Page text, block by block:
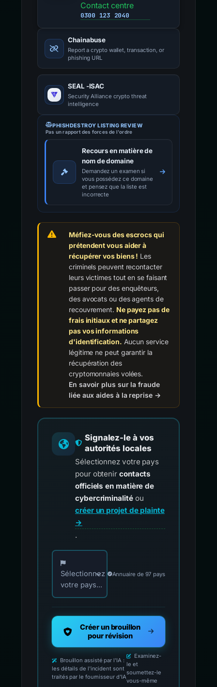
Contact centre
0300 123 2040
Chainabuse
Report a crypto wallet, transaction, or
phishing URL
SEAL -ISAC
Security Alliance crypto threat
intelligence
PHISHDESTROY LISTING REVIEW
Pas un rapport des forces de l'ordre
Recours en matière de
nom de domaine
Demandez un examen si
vous possédez ce domaine
et pensez que la liste est
incorrecte
Méfiez-vous des escrocs qui
prétendent vous aider à
récupérer vos biens ! Les
criminels peuvent recontacter
leurs victimes tout en se faisant
passer pour des enquêteurs,
des avocats ou des agents de
recouvrement. Ne payez pas de
frais initiaux et ne partagez
pas vos informations
d'identification. Aucun service
légitime ne peut garantir la
récupération des
cryptomonnaies volées.
En savoir plus sur la fraude
liée aux aides à la reprise →
Signalez-le à vos
autorités locales
Sélectionnez votre pays
pour obtenir contacts
officiels en matière de
cybercriminalitéou
créer un projet de plainte
→
.
Choisissez votre pays pour les contacts
Sélectionnez
votre pays...
Annuaire de 97 pays
Créer un brouillon
pour révision
Brouillon assisté par l'IA :
les détails de l'incident sont
traités par le fournisseur d'IA
Examinez-
le et
soumettez-le
vous-même